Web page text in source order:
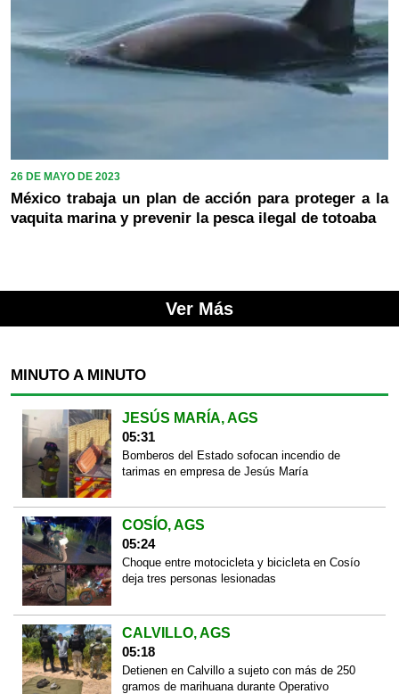
26 DE MAYO DE 2023
México trabaja un plan de acción para proteger a la
vaquita marina y prevenir la pesca ilegal de totoaba
Ver Más
MINUTO A MINUTO
JESÚS MARÍA, AGS
05:31
Bomberos del Estado sofocan incendio de
tarimas en empresa de Jesús María
COSÍO, AGS
05:24
Choque entre motocicleta y bicicleta en Cosío
deja tres personas lesionadas
CALVILLO, AGS
05:18
Detienen en Calvillo a sujeto con más de 250
gramos de marihuana durante Operativo